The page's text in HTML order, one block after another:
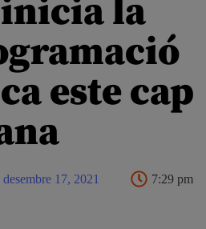
la
este cap
desembre 17, 2021 7:29 pm